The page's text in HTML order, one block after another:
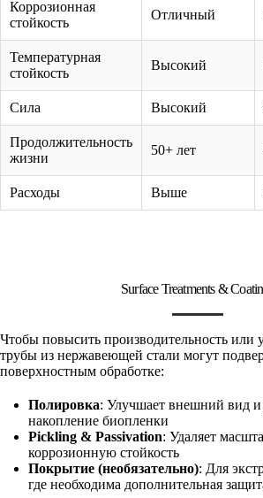
Коррозионная
стойкость
Отличный
Температурная
стойкость
Высокий
Сила Высокий
Продолжительность
жизни
50+ лет
Расходы Выше
Surface Treatments &
Чтобы повысить производительность или
трубы из нержавеющей стали могут
поверхностным обработке:
Полировка: Улучшает внешний вид
накопление биопленки
Pickling & Passivation: Удаляет
коррозионную стойкость
Покрытие (необязательно): Для
где необходима дополнительная